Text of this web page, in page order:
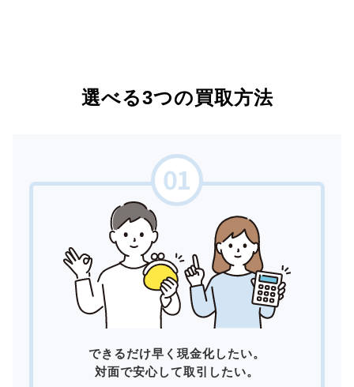
選べる3つの買取方法
できるだけ早く現金化したい。
対面で安心して取引したい。